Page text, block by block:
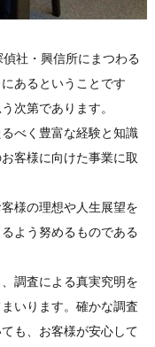
社・興信所にまつわる
あるということです
次第であります。
べく豊富な経験と知識
客様に向けた事業に取
様の理想や人生展望を
よう努めるものである
調査による真実究明を
いります。確かな調査
も、お客様が安心して